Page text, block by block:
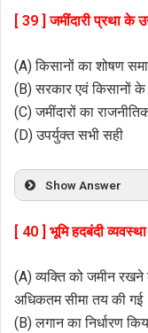
[ 39 ] जमींदारी प्रथा के
(A) किसानों का शोषण
(B) सरकार एवं किसानों के
(C) जमींदारों का
(D) उपर्युक्त सभी सही
Show Answer
[ 40 ] भूमि हदबंदी
(A) व्यक्ति को जमीन रखने
अधिकतम सीमा तय की गई
(B) लगान का निर्धारण